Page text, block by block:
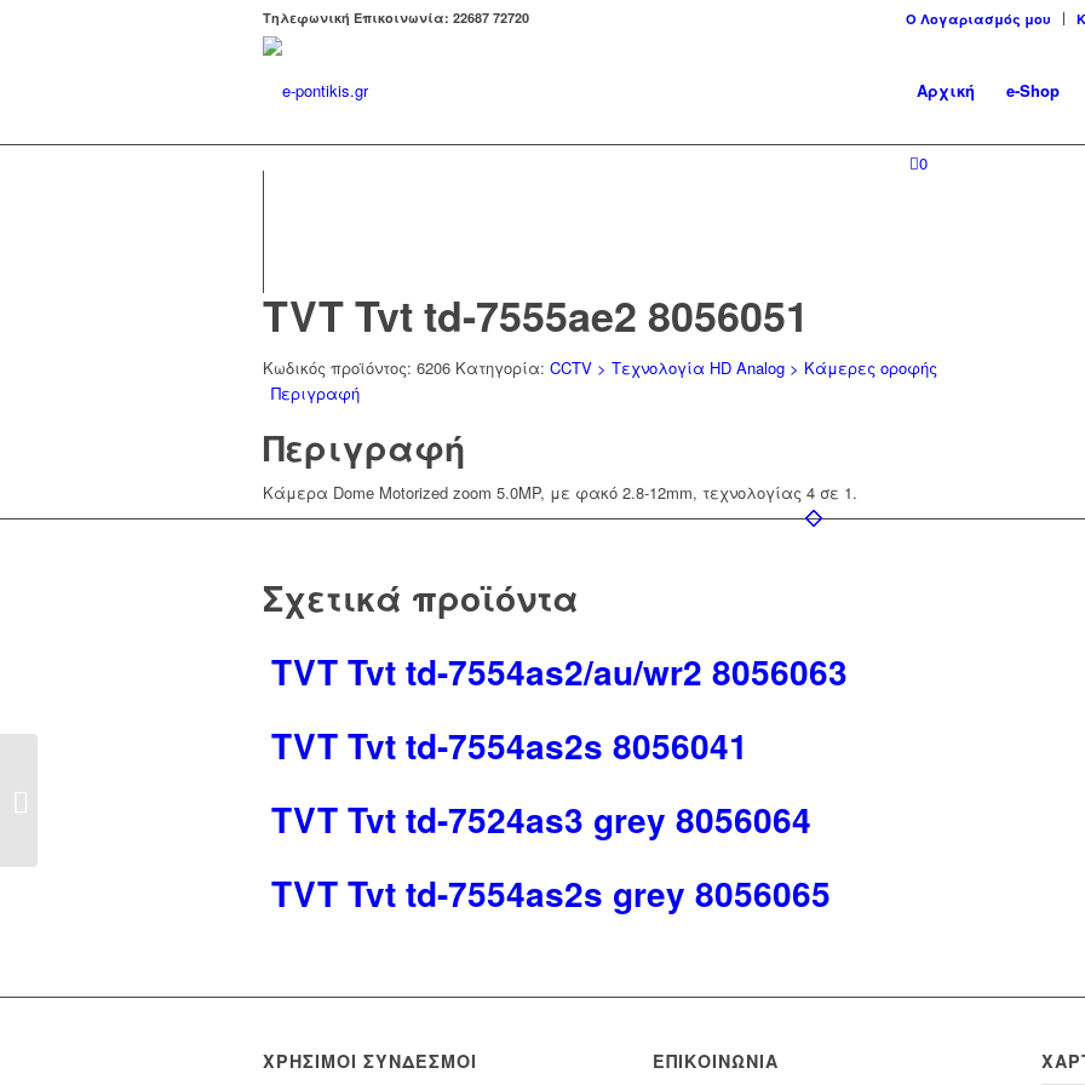
Ο Λογαριασμός μου
Tηλεφωνική Επικοινωνία: 22687 72720
Αρχική e-Shop
0
TVT Tvt td-7555ae2 8056051
Κωδικός προϊόντος: 6206 Κατηγορία: CCTV > Τεχνολογία HD Analog > Κάμερες οροφής
Περιγραφή
Περιγραφή
Κάμερα Dome Motorized zoom 5.0MP, με φακό 2.8-12mm, τεχνολογίας 4 σε 1.
Σχετικά προϊόντα
TVT Tvt td-7554as2/au/wr2 8056063
TVT Tvt td-7554as2s 8056041
TVT Tvt td-7524as3 grey 8056064
TVT Tvt td-7554as2s grey 8056065
ΧΡΉΣΙΜΟΙ ΣΎΝΔΕΣΜΟΙ ΕΠΙΚΟΙΝΩΝΊΑ